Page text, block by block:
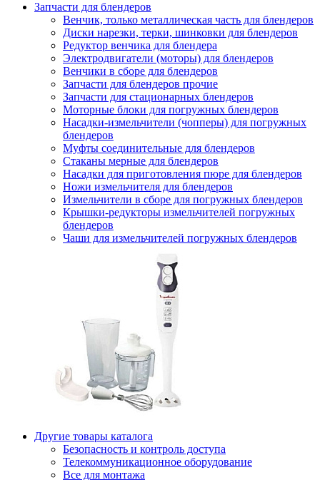
Запчасти для блендеров
Венчик, только металлическая часть для блендеров
Диски нарезки, терки, шинковки для блендеров
Редуктор венчика для блендера
Электродвигатели (моторы) для блендеров
Венчики в сборе для блендеров
Запчасти для блендеров прочие
Запчасти для стационарных блендеров
Моторные блоки для погружных блендеров
Насадки-измельчители (чопперы) для погружных
блендеров
Муфты соединительные для блендеров
Стаканы мерные для блендеров
Насадки для приготовления пюре для блендеров
Ножи измельчителя для блендеров
Измельчители в сборе для погружных блендеров
Крышки-редукторы измельчителей погружных
блендеров
Чаши для измельчителей погружных блендеров
Другие товары каталога
Безопасность и контроль доступа
Телекоммуникационное оборудование
Все для монтажа